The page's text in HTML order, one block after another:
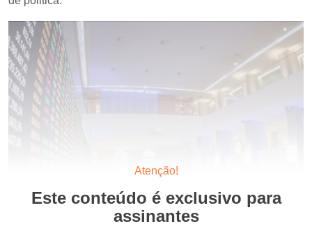
Atenção!
Este conteúdo é exclusivo para
assinantes